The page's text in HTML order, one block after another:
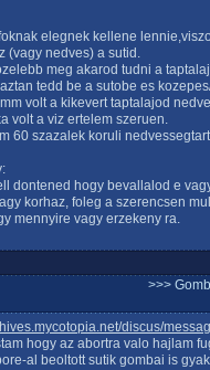
elegnek kellene
(vagy nedves) a sutid.
meg akarod tudni a
tedd be a sutobe es
volt a kikevert taptalajod
volt a viz ertelem szeruen.
60 szazalek koruli
dontened hogy bevallalod e
korhaz, foleg a szerencsen
mennyire vagy erzekeny ra.
>>>
discus/
hogy az abortra valo hajlam
al beoltott sutik gombai is